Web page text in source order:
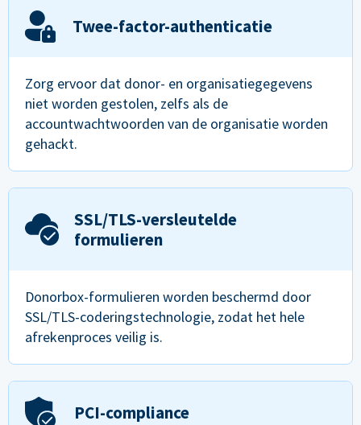
Twee-factor-authenticatie
Zorg ervoor dat donor- en organisatiegegevens
niet worden gestolen, zelfs als de
accountwachtwoorden van de organisatie worden
gehackt.
SSL/TLS-versleutelde
formulieren
Donorbox-formulieren worden beschermd door
SSL/TLS-coderingstechnologie, zodat het hele
afrekenproces veilig is.
PCI-compliance